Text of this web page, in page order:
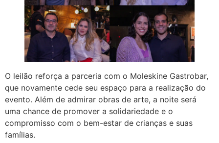
O leilão reforça a parceria com o Moleskine Gastrobar,
que novamente cede seu espaço para a realização do
evento. Além de admirar obras de arte, a noite será
uma chance de promover a solidariedade e o
compromisso com o bem-estar de crianças e suas
famílias.